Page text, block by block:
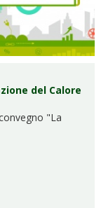
del Calore
"La